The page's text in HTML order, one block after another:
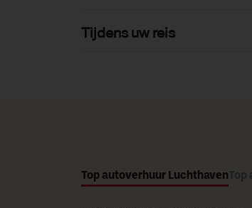
Tijdens uw reis
Top autoverhuur Luchthaven